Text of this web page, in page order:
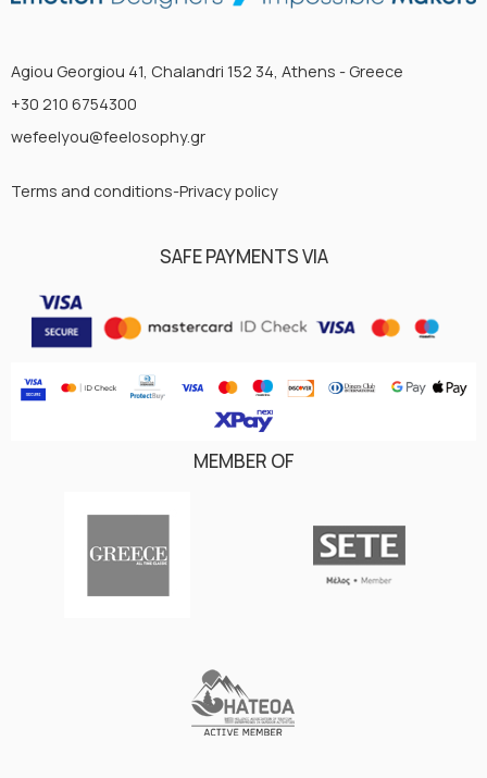
Agiou Georgiou 41, Chalandri 152 34, Athens - Greece
+30 210 6754300
wefeelyou@feelosophy.gr
Terms and conditions-Privacy policy
SAFE PAYMENTS VIA
MEMBER OF